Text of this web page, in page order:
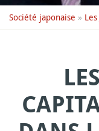
Société japonaise »